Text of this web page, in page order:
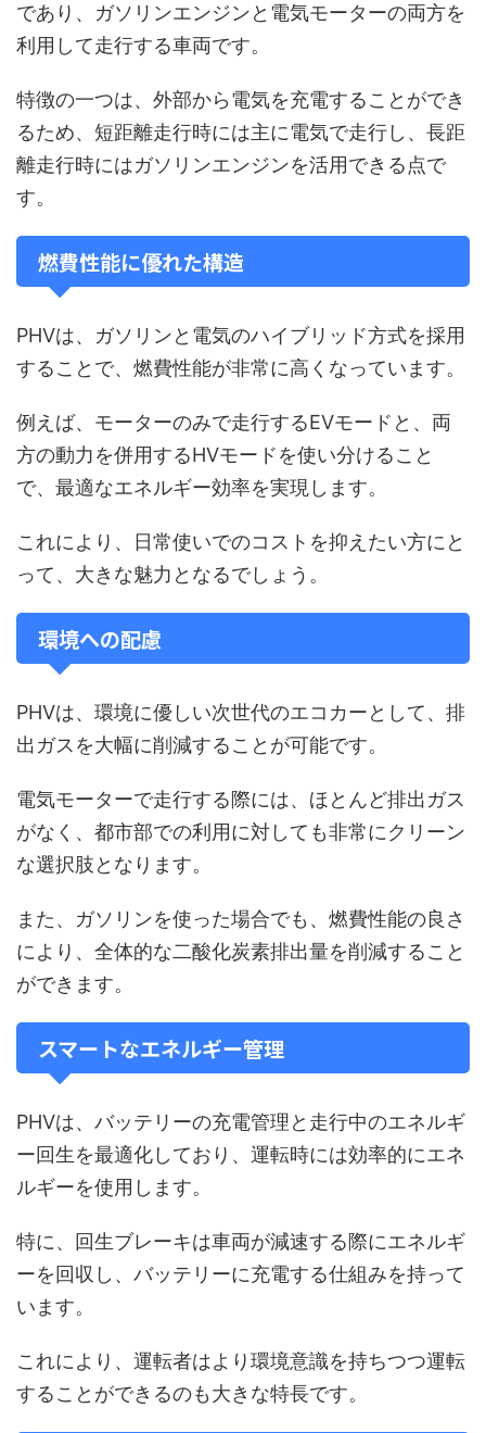
であり、ガソリンエンジンと電気モーターの両方を
利用して走行する車両です。
特徴の一つは、外部から電気を充電することができ
るため、短距離走行時には主に電気で走行し、長距
離走行時にはガソリンエンジンを活用できる点で
す。
燃費性能に優れた構造
PHVは、ガソリンと電気のハイブリッド方式を採用
することで、燃費性能が非常に高くなっています。
例えば、モーターのみで走行するEVモードと、両
方の動力を併用するHVモードを使い分けること
で、最適なエネルギー効率を実現します。
これにより、日常使いでのコストを抑えたい方にと
って、大きな魅力となるでしょう。
環境への配慮
PHVは、環境に優しい次世代のエコカーとして、排
出ガスを大幅に削減することが可能です。
電気モーターで走行する際には、ほとんど排出ガス
がなく、都市部での利用に対しても非常にクリーン
な選択肢となります。
また、ガソリンを使った場合でも、燃費性能の良さ
により、全体的な二酸化炭素排出量を削減すること
ができます。
スマートなエネルギー管理
PHVは、バッテリーの充電管理と走行中のエネルギ
ー回生を最適化しており、運転時には効率的にエネ
ルギーを使用します。
特に、回生ブレーキは車両が減速する際にエネルギ
ーを回収し、バッテリーに充電する仕組みを持って
います。
これにより、運転者はより環境意識を持ちつつ運転
することができるのも大きな特長です。